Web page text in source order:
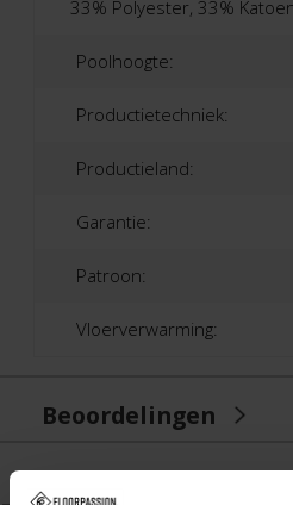
Beoordelingen
Product
33% Polyester, 33%
Poolhoogte:
Productietechniek:
Productieland:
Garantie:
Patroon:
Vloerverwarming: